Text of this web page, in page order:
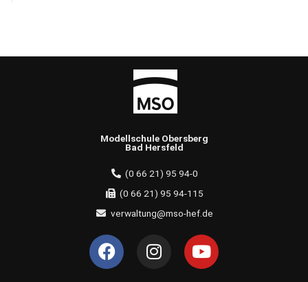
Modellschule Obersberg
Bad Hersfeld
(0 66 21) 95 94-0
(0 66 21) 95 94-115
verwaltung@mso-hef.de
F
a
I
n
Y
o